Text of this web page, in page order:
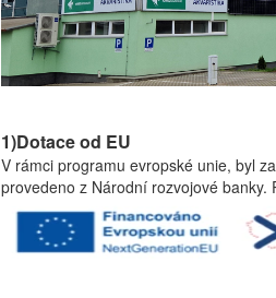
1)Dotace od EU
V rámci programu evropské unie, byl
provedeno z Národní rozvojové